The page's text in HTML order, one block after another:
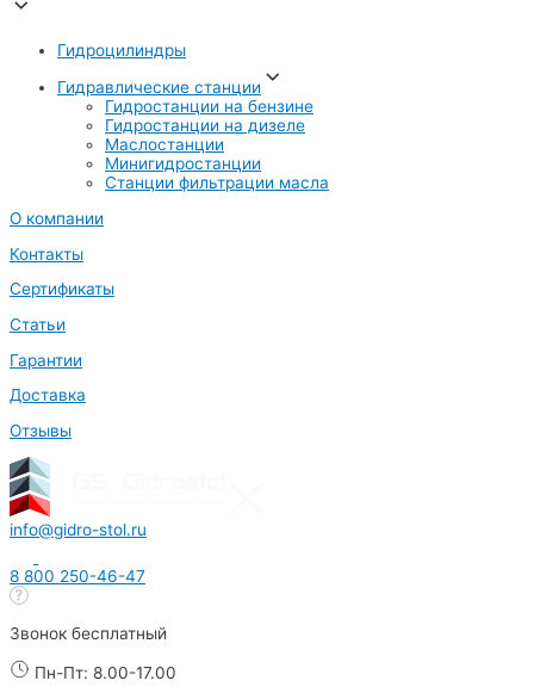
Гидроцилиндры
Гидравлические станции
Гидростанции на бензине
Гидростанции на дизеле
Маслостанции
Минигидростанции
Станции фильтрации масла
О компании
Контакты
Сертификаты
Статьи
Гарантии
Доставка
Отзывы
info@gidro-stol.ru
8 800 250-46-47
Звонок бесплатный
Пн-Пт: 8.00-17.00